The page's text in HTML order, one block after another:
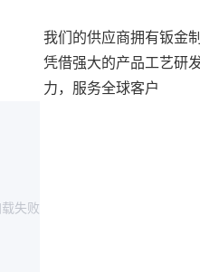
我们的供应商拥有钣金
凭借强大的产品工艺研
力，服务全球客户
载失败